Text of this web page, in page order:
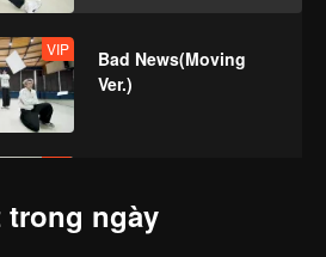
VIP
Bad News(Moving
Ver.)
Ver.)
trong ngày